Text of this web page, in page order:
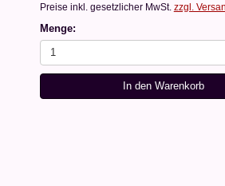
Preise inkl. gesetzlicher MwSt. zzgl.
Menge:
1
In den Warenkorb